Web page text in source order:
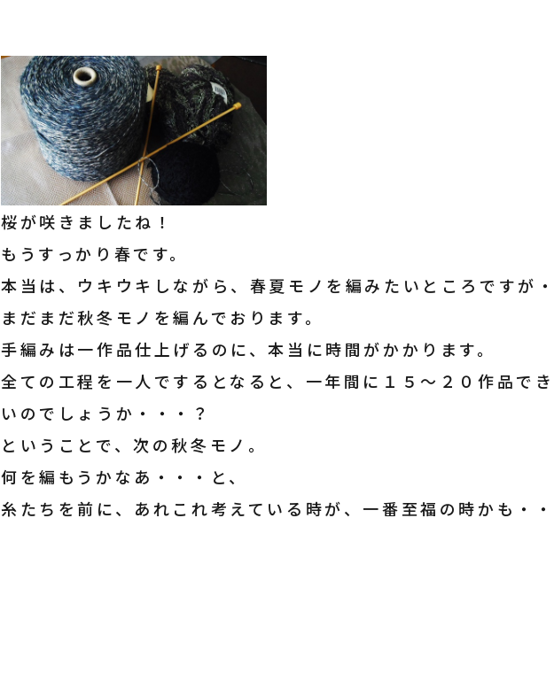
桜が咲きましたね！
もうすっかり春です。
本当は、ウキウキしながら、春夏モノを編みたいところですが
まだまだ秋冬モノを編んでおります。
手編みは一作品仕上げるのに、本当に時間がかかります。
全ての工程を一人でするとなると、一年間に１５～２０作品で
いのでしょうか・・・？
ということで、次の秋冬モノ。
何を編もうかなあ・・・と、
糸たちを前に、あれこれ考えている時が、一番至福の時かも・